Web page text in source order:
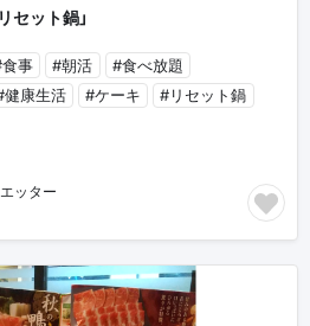
セット鍋」
事 #朝活
#食べ放題
健康生活 #ケーキ #リセット鍋
ッター